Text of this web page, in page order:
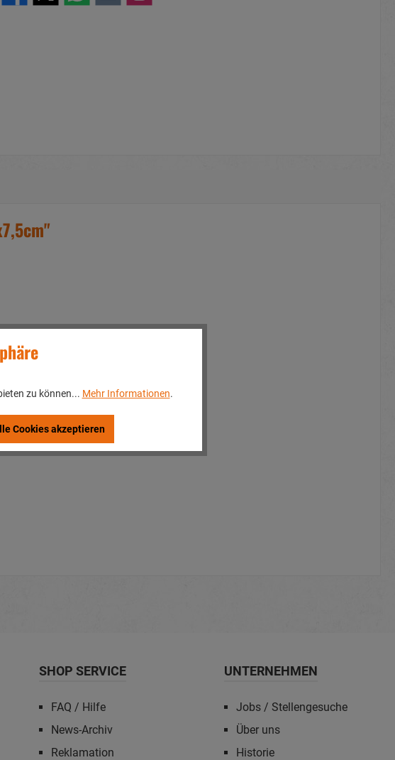
SHOP SERVICE
FAQ / Hilfe
News-Archiv
Reklamation
UNTERNEHMEN
Jobs / Stellengesuche
Über uns
Historie
zu können... Mehr Informationen.
Cookies akzeptieren